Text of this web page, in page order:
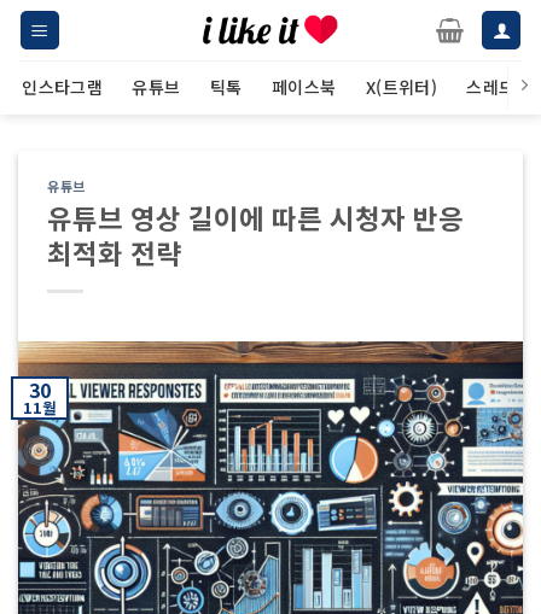
Skip
content
인스타그램 유튜브 틱톡 페이스북 X(트위터) 스레드
유튜브
유튜브 영상 길이에 따른 시청자 반응
최적화 전략
30
11월